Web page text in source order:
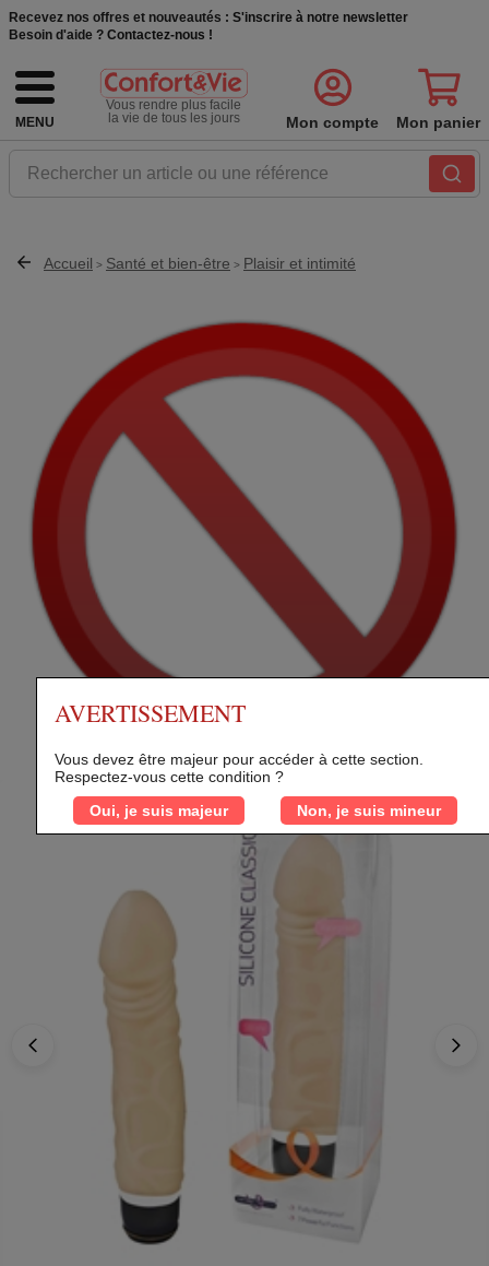
AVERTISSEMENT
Vous devez être majeur pour accéder à cette section.
Respectez-vous cette condition ?
Oui, je suis majeur
Non, je suis mineur
Recevez nos offres et nouveautés : S'inscrire à notre newsletter
Besoin d'aide ? Contactez-nous !
MENU
Vous rendre plus facile
la vie de tous les jours
Rechercher un article ou une référence
Mon compte Mon panier
Accueil > Santé et bien-être > Plaisir et intimité